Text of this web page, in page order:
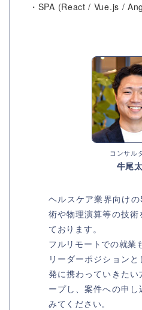
・SPA (React / Vue.js /
コンサル
牛尾
ヘルスケア業界向け
術や物理演算等の技術
ております。
フルリモートでの就業
リーダーポジション
発に携わっていきたい
ープし、案件への申
みてください。